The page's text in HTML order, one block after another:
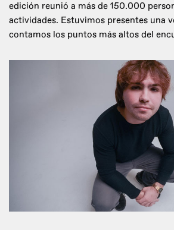
edición reunió a más de 150.000
actividades. Estuvimos presentes una
contamos los puntos más altos del